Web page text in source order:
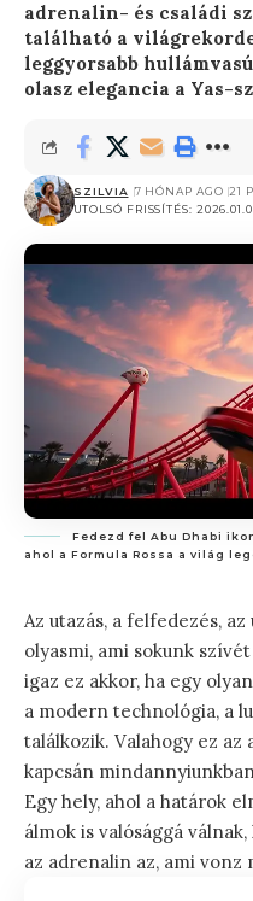
adrenalin- és családi
található a
leggyorsabb
olasz elegancia a Yas-
UTOLSÓ FRISSÍTÉS:
SZILVIA 7 HÓNAP AGO 21
Fedezd fel Abu Dhabi
ahol a Formula Rossa a világ
Az utazás, a felfedezés,
olyasmi, ami sokunk
igaz ez akkor, ha egy
a modern technológia, a
találkozik. Valahogy ez az
kapcsán
Egy hely, ahol a határok
álmok is valósággá
az adrenalin az, ami vonz